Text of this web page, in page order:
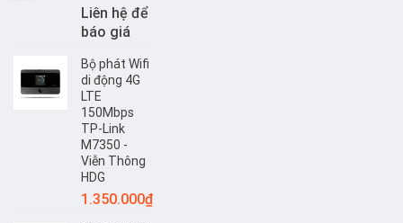
Liên hệ để
báo giá
Bộ phát Wifi
di động 4G
LTE
150Mbps
TP-Link
M7350 -
Viễn Thông
HDG
1.350.000₫